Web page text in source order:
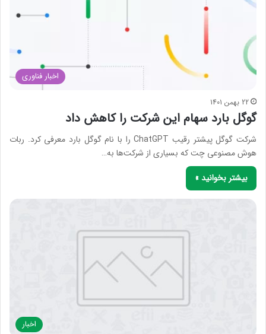
اخبار فناوری
22 بهمن 1401
گوگل بارد سهام این شرکت را کاهش داد
شرکت گوگل پیشتر رقیب ChatGPT را با نام گوگل بارد معرفی کرد. ربات
هوش مصنوعی چت که بسیاری از شرکت‌ها به…
بیشتر بخوانید »
اخبار